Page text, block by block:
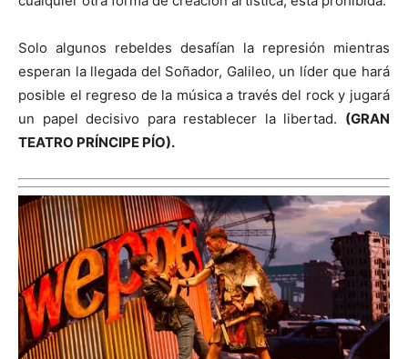
Solo algunos rebeldes desafían la represión mientras
esperan la llegada del Soñador, Galileo, un líder que hará
posible el regreso de la música a través del rock y jugará
un papel decisivo para restablecer la libertad. (GRAN
TEATRO PRÍNCIPE PÍO).